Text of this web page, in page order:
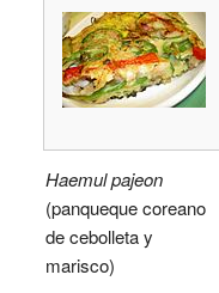
Haemul pajeon
(panqueque coreano
de cebolleta y
marisco)